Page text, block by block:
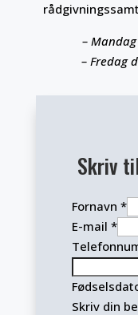
–
– Fredag
Skriv
Fornavn *
E-mail *
Skriv din